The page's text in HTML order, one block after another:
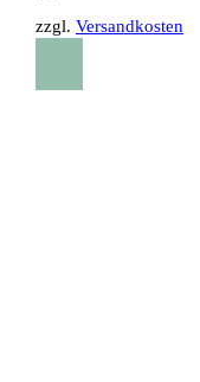
zzgl. Versandkosten